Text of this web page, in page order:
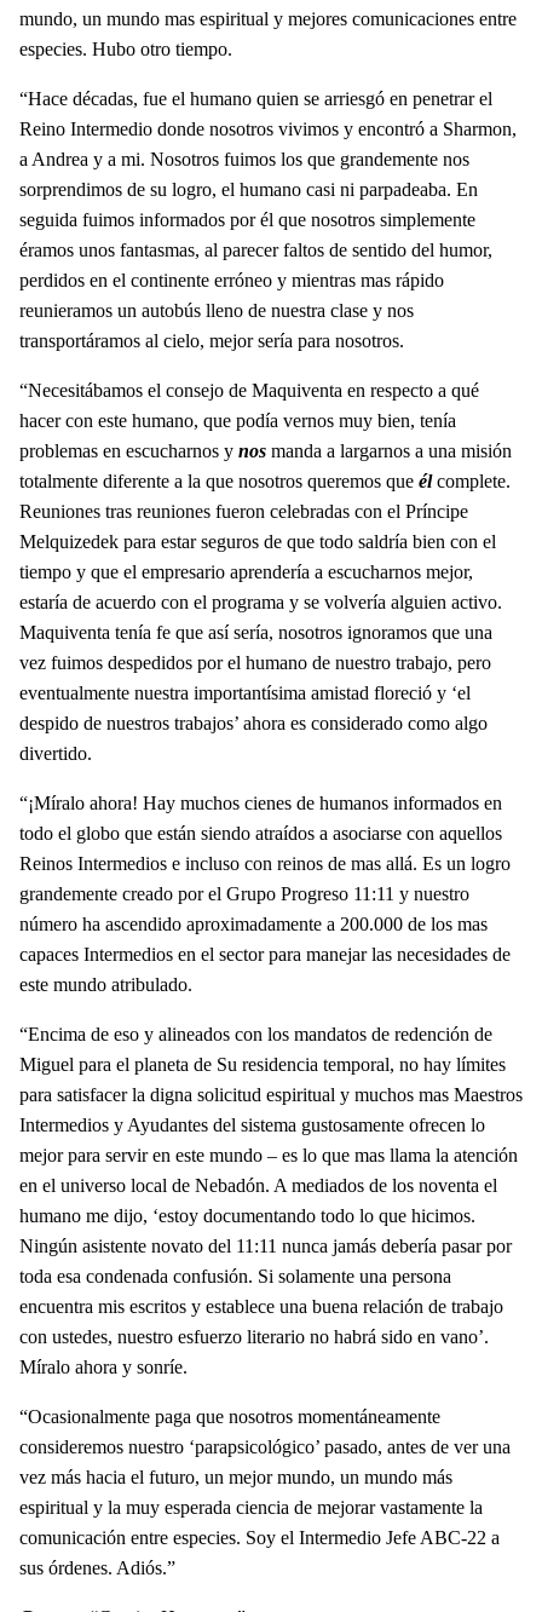
mundo, un mundo mas espiritual y mejores comunicaciones entre
especies. Hubo otro tiempo.
“Hace décadas, fue el humano quien se arriesgó en penetrar el
Reino Intermedio donde nosotros vivimos y encontró a Sharmon,
a Andrea y a mi. Nosotros fuimos los que grandemente nos
sorprendimos de su logro, el humano casi ni parpadeaba. En
seguida fuimos informados por él que nosotros simplemente
éramos unos fantasmas, al parecer faltos de sentido del humor,
perdidos en el continente erróneo y mientras mas rápido
reunieramos un autobús lleno de nuestra clase y nos
transportáramos al cielo, mejor sería para nosotros.
“Necesitábamos el consejo de Maquiventa en respecto a qué
hacer con este humano, que podía vernos muy bien, tenía
problemas en escucharnos y nos manda a largarnos a una misión
totalmente diferente a la que nosotros queremos que élcomplete.
Reuniones tras reuniones fueron celebradas con el Príncipe
Melquizedek para estar seguros de que todo saldría bien con el
tiempo y que el empresario aprendería a escucharnos mejor,
estaría de acuerdo con el programa y se volvería alguien activo.
Maquiventa tenía fe que así sería, nosotros ignoramos que una
vez fuimos despedidos por el humano de nuestro trabajo, pero
eventualmente nuestra importantísima amistad floreció y ‘el
despido de nuestros trabajos’ ahora es considerado como algo
divertido.
“¡Míralo ahora! Hay muchos cienes de humanos informados en
todo el globo que están siendo atraídos a asociarse con aquellos
Reinos Intermedios e incluso con reinos de mas allá. Es un logro
grandemente creado por el Grupo Progreso 11:11 y nuestro
número ha ascendido aproximadamente a 200.000 de los mas
capaces Intermedios en el sector para manejar las necesidades de
este mundo atribulado.
“Encima de eso y alineados con los mandatos de redención de
Miguel para el planeta de Su residencia temporal, no hay límites
para satisfacer la digna solicitud espiritual y muchos mas Maestros
Intermedios y Ayudantes del sistema gustosamente ofrecen lo
mejor para servir en este mundo – es lo que mas llama la atención
en el universo local de Nebadón. A mediados de los noventa el
humano me dijo, ‘estoy documentando todo lo que hicimos.
Ningún asistente novato del 11:11 nunca jamás debería pasar por
toda esa condenada confusión. Si solamente una persona
encuentra mis escritos y establece una buena relación de trabajo
con ustedes, nuestro esfuerzo literario no habrá sido en vano’.
Míralo ahora y sonríe.
“Ocasionalmente paga que nosotros momentáneamente
consideremos nuestro ‘parapsicológico’ pasado, antes de ver una
vez más hacia el futuro, un mejor mundo, un mundo más
espiritual y la muy esperada ciencia de mejorar vastamente la
comunicación entre especies. Soy el Intermedio Jefe ABC-22 a
sus órdenes. Adiós.”